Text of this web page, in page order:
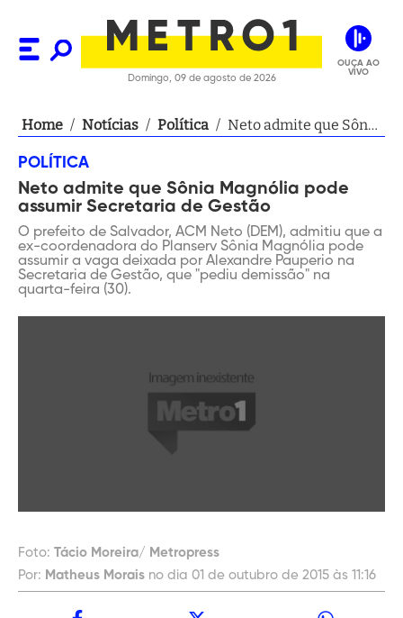
Domingo, 09 de agosto de 2026
OUÇA AO
VIVO
Home / Notícias / Política / Neto admite que Sônia
Gestão
POLÍTICA
Neto admite que Sônia Magnólia pode
assumir Secretaria de Gestão
O prefeito de Salvador, ACM Neto (DEM), admitiu que a
ex-coordenadora do Planserv Sônia Magnólia pode
assumir a vaga deixada por Alexandre Pauperio na
Secretaria de Gestão, que "pediu demissão" na
quarta-feira (30).
Foto: Tácio Moreira/ Metropress
Por: Matheus Morais no dia 01 de outubro de 2015 às 11:16